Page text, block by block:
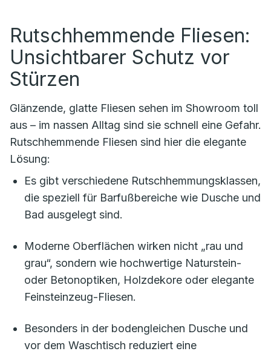
Rutschhemmende Fliesen:
Unsichtbarer Schutz vor
Stürzen
Glänzende, glatte Fliesen sehen im Showroom toll
aus – im nassen Alltag sind sie schnell eine Gefahr.
Rutschhemmende Fliesen sind hier die elegante
Lösung:
Es gibt verschiedene Rutschhemmungsklassen,
die speziell für Barfußbereiche wie Dusche und
Bad ausgelegt sind.
Moderne Oberflächen wirken nicht „rau und
grau“, sondern wie hochwertige Naturstein-
oder Betonoptiken, Holzdekore oder elegante
Feinsteinzeug-Fliesen.
Besonders in der bodengleichen Dusche und
vor dem Waschtisch reduziert eine